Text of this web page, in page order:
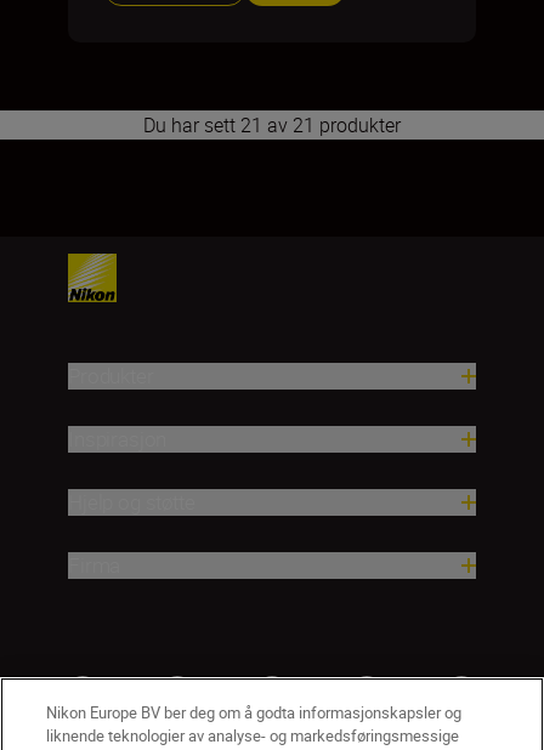
Du har sett 21 av 21 produkter
Nikon Europe BV ber deg om å godta informasjonskapsler og
liknende teknologier av analyse- og markedsføringsmessige